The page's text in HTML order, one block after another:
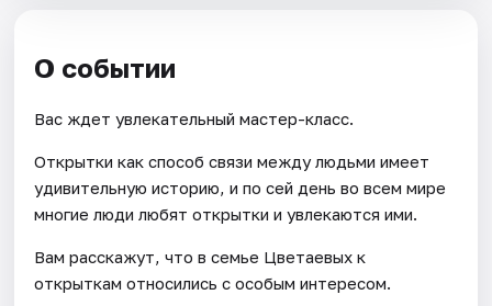
О событии
Вас ждет увлекательный мастер-класс.
Открытки как способ связи между людьми имеет
удивительную историю, и по сей день во всем мире
многие люди любят открытки и увлекаются ими.
Вам расскажут, что в семье Цветаевых к
открыткам относились с особым интересом.